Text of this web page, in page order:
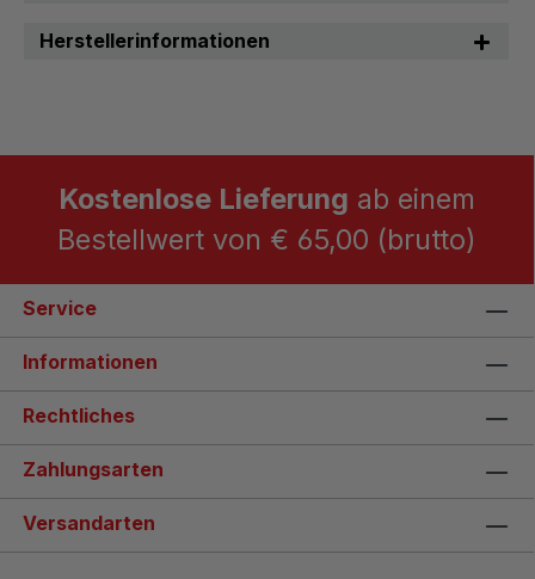
Herstellerinformationen
Kostenlose Lieferung ab einem
Bestellwert von € 65,00 (brutto)
Service
Informationen
Rechtliches
Zahlungsarten
Versandarten